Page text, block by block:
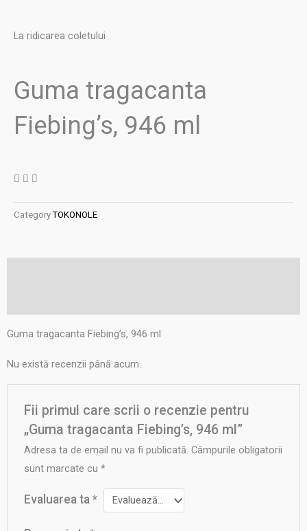
La ridicarea coletului
Guma tragacanta
Fiebing’s, 946 ml
Category TOKONOLE
Guma tragacanta Fiebing’s, 946 ml
Nu există recenzii până acum.
Fii primul care scrii o recenzie pentru
„Guma tragacanta Fiebing’s, 946 ml”
Adresa ta de email nu va fi publicată. Câmpurile obligatorii
sunt marcate cu*
Evaluarea ta*